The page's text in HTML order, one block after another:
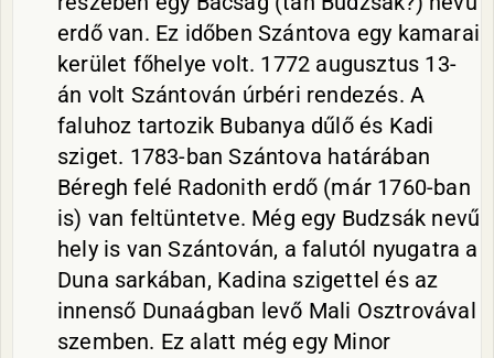
erdő van. Ez időben Szántova egy kamarai
kerület főhelye volt. 1772 augusztus 13-
án volt Szántován úrbéri rendezés. A
faluhoz tartozik Bubanya dűlő és Kadi
sziget. 1783-ban Szántova határában
Béregh felé Radonith erdő (már 1760-ban
is) van feltüntetve. Még egy Budzsák nevű
hely is van Szántován, a falutól nyugatra a
Duna sarkában, Kadina szigettel és az
innenső Dunaágban levő Mali Osztrovával
szemben. Ez alatt még egy Minor